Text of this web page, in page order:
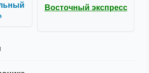
Восточный экспресс